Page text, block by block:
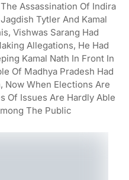
Assassination Of Indira
Tytler And Kamal
Vishwas Sarang Had
Allegations, He Had
Kamal Nath In Front In
Of Madhya Pradesh Had
Now When Elections Are
Of Issues Are Hardly Able
The Public